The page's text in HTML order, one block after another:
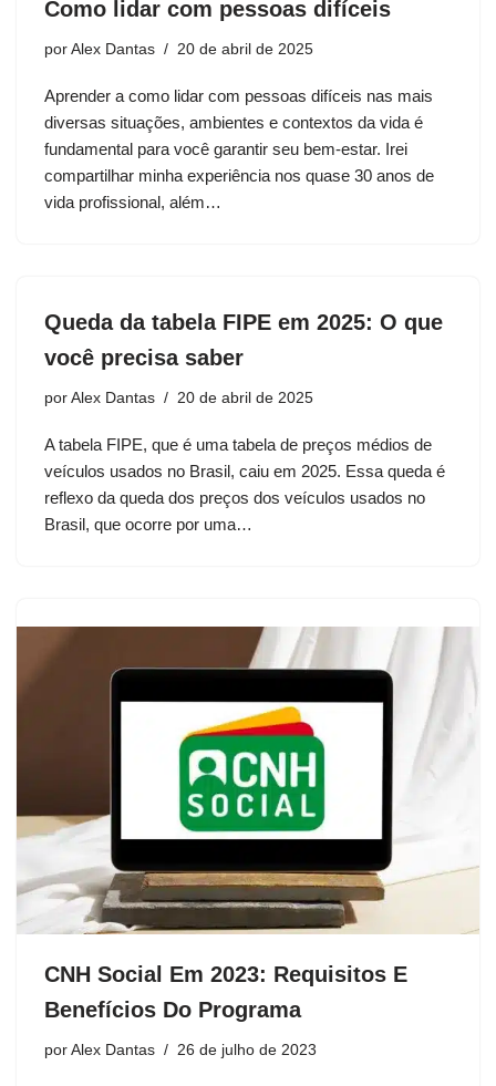
Como lidar com pessoas difíceis
por Alex Dantas 20 de abril de 2025
Aprender a como lidar com pessoas difíceis nas mais
diversas situações, ambientes e contextos da vida é
fundamental para você garantir seu bem-estar. Irei
compartilhar minha experiência nos quase 30 anos de
vida profissional, além…
Queda da tabela FIPE em 2025: O que
você precisa saber
por Alex Dantas 20 de abril de 2025
A tabela FIPE, que é uma tabela de preços médios de
veículos usados no Brasil, caiu em 2025. Essa queda é
reflexo da queda dos preços dos veículos usados no
Brasil, que ocorre por uma…
CNH Social Em 2023: Requisitos E
Benefícios Do Programa
por Alex Dantas 26 de julho de 2023